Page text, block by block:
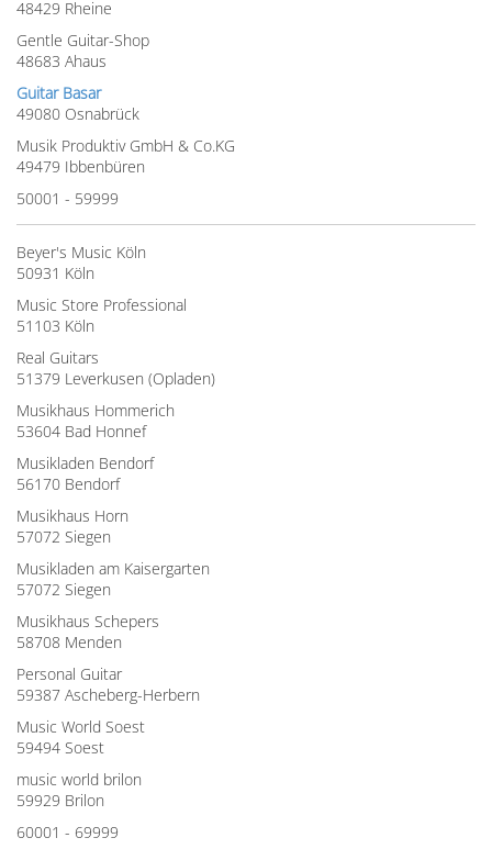
48429 Rheine
Gentle Guitar-Shop
48683 Ahaus
Guitar Basar
49080 Osnabrück
Musik Produktiv GmbH & Co.KG
49479 Ibbenbüren
50001 - 59999
Beyer's Music Köln
50931 Köln
Music Store Professional
51103 Köln
Real Guitars
51379 Leverkusen (Opladen)
Musikhaus Hommerich
53604 Bad Honnef
Musikladen Bendorf
56170 Bendorf
Musikhaus Horn
57072 Siegen
Musikladen am Kaisergarten
57072 Siegen
Musikhaus Schepers
58708 Menden
Personal Guitar
59387 Ascheberg-Herbern
Music World Soest
59494 Soest
music world brilon
59929 Brilon
60001 - 69999